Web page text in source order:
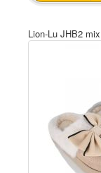
Lion-Lu JHB2 mix